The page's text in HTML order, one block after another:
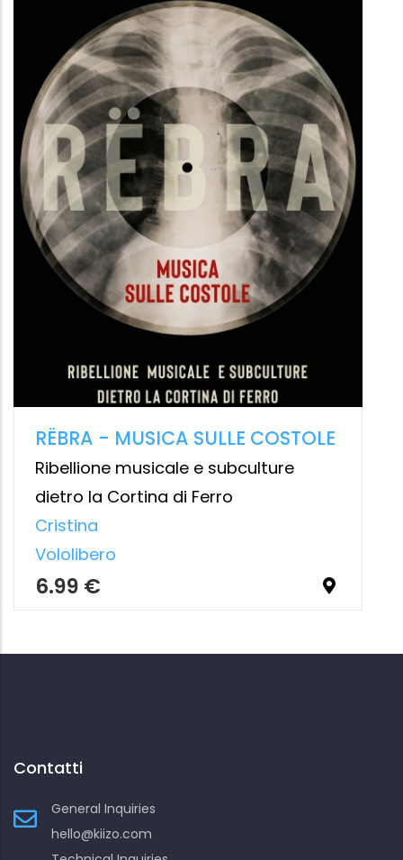
Contatti
General Inquiries
hello@kiizo.com